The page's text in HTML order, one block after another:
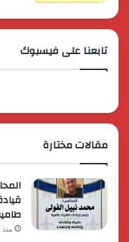
تابعنا على فيسبوك
مقالات مختارة
منذ 3 أيام